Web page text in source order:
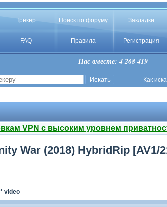
Трекер Поиск по форуму Закладки
FAQ Правила Регистрация
Нас вместе: 4 268 419
Как
VPN с высоким уровнем
War (2018) HybridRip [AV1/
video